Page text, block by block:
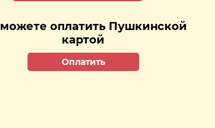
оплатить Пушкинской
картой
Оплатить